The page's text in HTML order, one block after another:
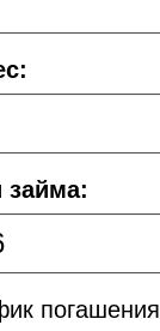
займа:
погашения